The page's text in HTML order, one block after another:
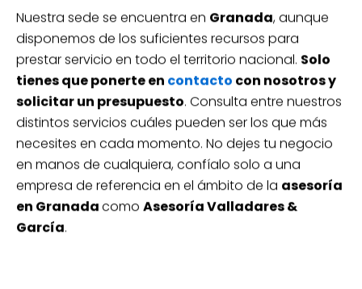
Nuestra sede se encuentra en Granada, aunque
disponemos de los suficientes recursos para
prestar servicio en todo el territorio nacional. Solo
tienes que ponerte en contacto con nosotros y
solicitar un presupuesto. Consulta entre nuestros
distintos servicios cuáles pueden ser los que más
necesites en cada momento. No dejes tu negocio
en manos de cualquiera, confíalo solo a una
empresa de referencia en el ámbito de la asesoría
en Granadacomo Asesoría Valladares &
García.